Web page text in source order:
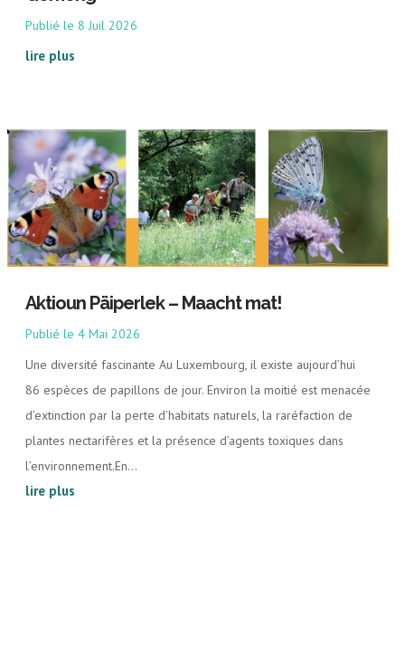
8 Juil 2026
lire plus
Aktioun Päiperlek – Maacht mat!
4 Mai 2026
Une diversité fascinante Au Luxembourg, il existe aujourd’hui
86 espèces de papillons de jour. Environ la moitié est menacée
d’extinction par la perte d’habitats naturels, la raréfaction de
plantes nectarifères et la présence d’agents toxiques dans
l’environnement.En...
lire plus